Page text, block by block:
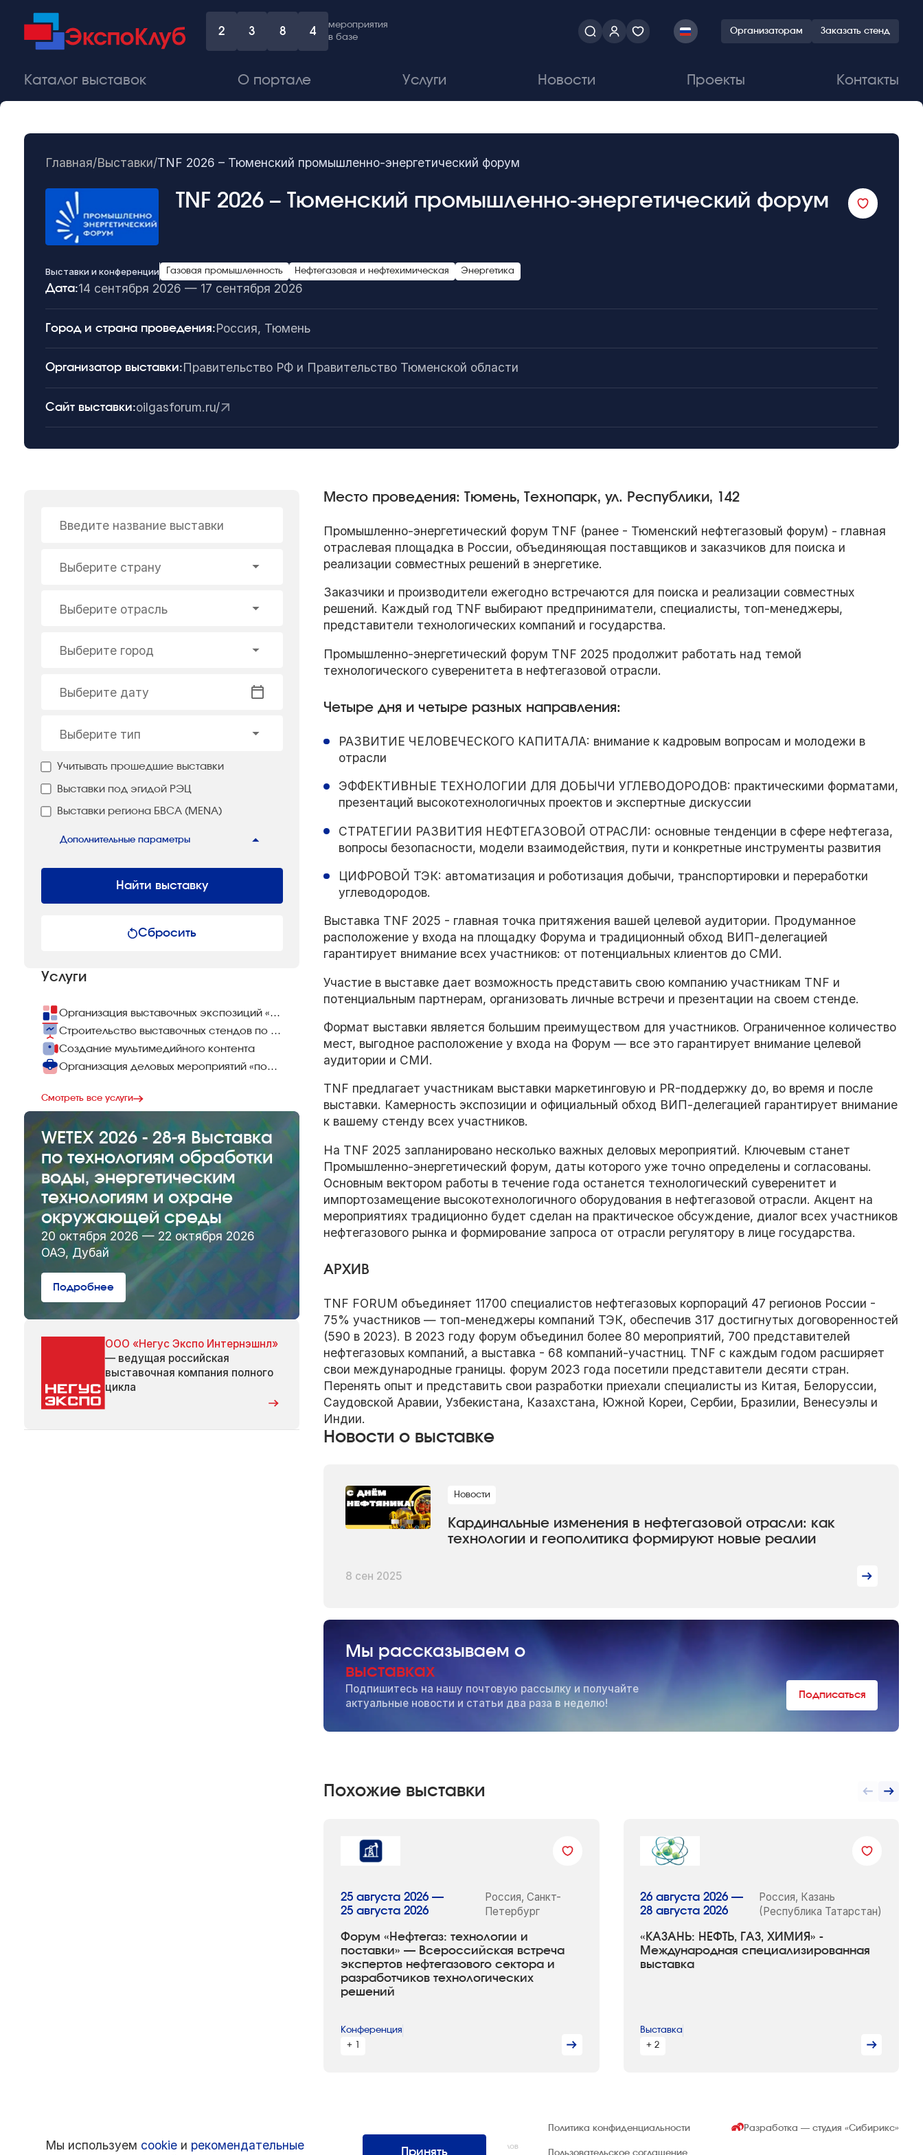
2 3 8 4
мероприятия
в базе
Организаторам Заказать стенд
Каталог выставок О портале Услуги Новости Проекты Контакты
Главная/Выставки/TNF 2026 – Тюменский промышленно-энергетический форум
TNF 2026 – Тюменский промышленно-энергетический форум
Выставки и конференции Газовая промышленность Нефтегазовая и нефтехимическая Энергетика
Дата:14 сентября 2026 — 17 сентября 2026
Город и страна проведения:Россия, Тюмень
Организатор выставки:Правительство РФ и Правительство Тюменской области
Сайт выставки:oilgasforum.ru/
Введите название выставки
Выберите страну
Выберите отрасль
Выберите город
Выберите дату
Выберите тип
Учитывать прошедшие выставки
Выставки под эгидой РЭЦ
Выставки региона БВСА (MENA)
Дополнительные параметры
Найти выставку
Сбросить
Услуги
Организация выставочных экспозиций «под ключ»
Строительство выставочных стендов по всему миру
Создание мультимедийного контента
Организация деловых мероприятий «под ключ»
Смотреть все услуги
WETEX 2026 - 28-я Выставка
по технологиям обработки
воды, энергетическим
технологиям и охране
окружающей среды
20 октября 2026 — 22 октября 2026
ОАЭ, Дубай
Подробнее
ООО «Негус Экспо Интернэшнл»
— ведущая российская
выставочная компания полного
цикла
Место проведения: Тюмень, Технопарк, ул. Республики, 142
Промышленно-энергетический форум TNF (ранее - Тюменский нефтегазовый форум) - главная
отраслевая площадка в России, объединяющая поставщиков и заказчиков для поиска и
реализации совместных решений в энергетике.
Заказчики и производители ежегодно встречаются для поиска и реализации совместных
решений. Каждый год TNF выбирают предприниматели, специалисты, топ-менеджеры,
представители технологических компаний и государства.
Промышленно-энергетический форум TNF 2025 продолжит работать над темой
технологического суверенитета в нефтегазовой отрасли.
Четыре дня и четыре разных направления:
РАЗВИТИЕ ЧЕЛОВЕЧЕСКОГО КАПИТАЛА: внимание к кадровым вопросам и молодежи в
отрасли
ЭФФЕКТИВНЫЕ ТЕХНОЛОГИИ ДЛЯ ДОБЫЧИ УГЛЕВОДОРОДОВ: практическими форматами,
презентаций высокотехнологичных проектов и экспертные дискуссии
СТРАТЕГИИ РАЗВИТИЯ НЕФТЕГАЗОВОЙ ОТРАСЛИ: основные тенденции в сфере нефтегаза,
вопросы безопасности, модели взаимодействия, пути и конкретные инструменты развития
ЦИФРОВОЙ ТЭК: автоматизация и роботизация добычи, транспортировки и переработки
углеводородов.
Выставка TNF 2025 - главная точка притяжения вашей целевой аудитории. Продуманное
расположение у входа на площадку Форума и традиционный обход ВИП-делегацией
гарантирует внимание всех участников: от потенциальных клиентов до СМИ.
Участие в выставке дает возможность представить свою компанию участникам TNF и
потенциальным партнерам, организовать личные встречи и презентации на своем стенде.
Формат выставки является большим преимуществом для участников. Ограниченное количество
мест, выгодное расположение у входа на Форум — все это гарантирует внимание целевой
аудитории и СМИ.
TNF предлагает участникам выставки маркетинговую и PR-поддержку до, во время и после
выставки. Камерность экспозиции и официальный обход ВИП-делегацией гарантирует внимание
к вашему стенду всех участников.
На TNF 2025 запланировано несколько важных деловых мероприятий. Ключевым станет
Промышленно-энергетический форум, даты которого уже точно определены и согласованы.
Основным вектором работы в течение года останется технологический суверенитет и
импортозамещение высокотехнологичного оборудования в нефтегазовой отрасли. Акцент на
мероприятиях традиционно будет сделан на практическое обсуждение, диалог всех участников
нефтегазового рынка и формирование запроса от отрасли регулятору в лице государства.
АРХИВ
TNF FORUM объединяет 11700 специалистов нефтегазовых корпораций 47 регионов России -
75% участников — топ-менеджеры компаний ТЭК, обеспечив 317 достигнутых договоренностей
(590 в 2023). В 2023 году форум объединил более 80 мероприятий, 700 представителей
нефтегазовых компаний, а выставка - 68 компаний-участниц. TNF с каждым годом расширяет
свои международные границы. форум 2023 года посетили представители десяти стран.
Перенять опыт и представить свои разработки приехали специалисты из Китая, Белоруссии,
Саудовской Аравии, Узбекистана, Казахстана, Южной Кореи, Сербии, Бразилии, Венесуэлы и
Индии.
Новости о выставке
Новости
8 сен 2025
Кардинальные изменения в нефтегазовой отрасли: как
технологии и геополитика формируют новые реалии
Мы рассказываем о
выставках
Подпишитесь на нашу почтовую рассылку и получайте
актуальные новости и статьи два раза в неделю!
Подписаться
Похожие выставки
Форум «Нефтегаз: технологии и
поставки» — Всероссийская встреча
экспертов нефтегазового сектора и
разработчиков технологических
решений
25 августа 2026 —
25 августа 2026
Россия, Санкт-
Петербург
Конференция
+ 1
«КАЗАНЬ: НЕФТЬ, ГАЗ, ХИМИЯ» -
Международная специализированная
выставка
26 августа 2026 —
28 августа 2026
Россия, Казань
(Республика Татарстан)
Выставка
+ 2
Интернэшнл»
Все права защищены. Использование материалов
Политика конфиденциальности Разработка — студия«Сибирикс»
Мы используем cookie и рекомендательные
Принять